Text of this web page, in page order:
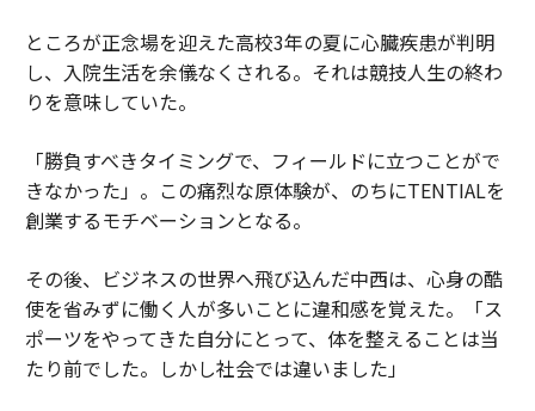
ところが正念場を迎えた高校3年の夏に心臓疾患が判明
し、入院生活を余儀なくされる。それは競技人生の終わ
りを意味していた。
「勝負すべきタイミングで、フィールドに立つことがで
きなかった」。この痛烈な原体験が、のちにTENTIALを
創業するモチベーションとなる。
その後、ビジネスの世界へ飛び込んだ中西は、心身の酷
使を省みずに働く人が多いことに違和感を覚えた。「ス
ポーツをやってきた自分にとって、体を整えることは当
たり前でした。しかし社会では違いました」